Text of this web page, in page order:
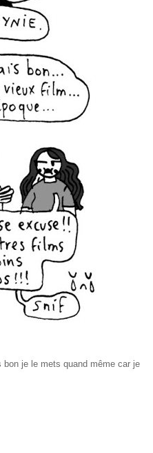
je le mets quand même car je